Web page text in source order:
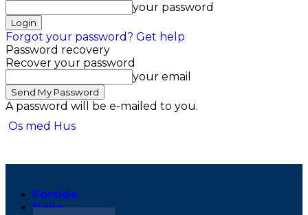
your password
Forgot your password? Get help
Password recovery
Recover your password
your email
A password will be e-mailed to you.
Os med Hus
Forside
Bolig